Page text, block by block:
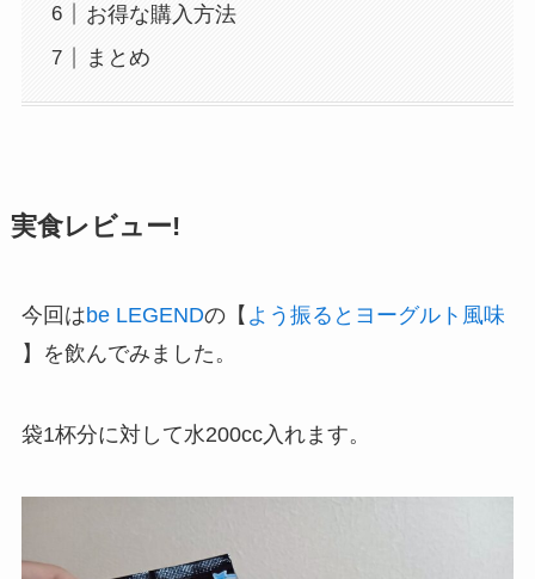
お得な購入方法
まとめ
実食レビュー!
今回はbe LEGENDの【 よう振るとヨーグルト風味
】を飲んでみました。
袋1杯分に対して水200cc入れます。